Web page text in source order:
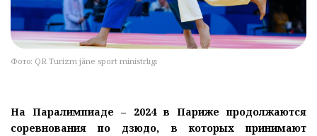
Фото: QR Turizm jäne sport ministrlıgı
На Паралимпиаде – 2024 в Париже продолжаются
соревнования по дзюдо, в которых принимают